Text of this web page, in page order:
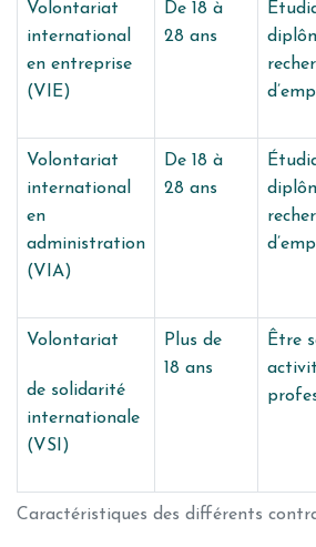
Caractéristiques des différents
Volontariat
international
en entreprise
(VIE)
De 18 à
28 ans
Volontariat
international
en
administration
(VIA)
De 18 à
28 ans
Volontariat
de solidarité
internationale
(VSI)
Plus de
18 ans
Être